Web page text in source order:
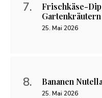
Frischkäse-
Gartenkräutern
25. Mai 2026
Bananen
25. Mai 2026